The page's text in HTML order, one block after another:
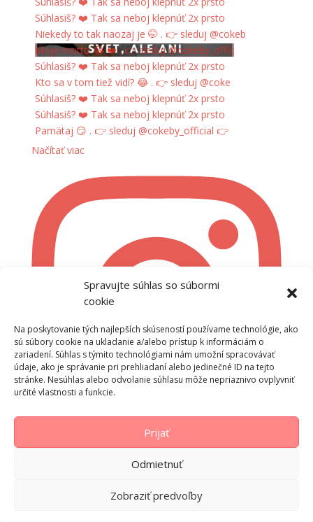
Spravujte súhlas so súbormi
cookie
Na poskytovanie tých najlepších skúseností používame technológie, ako
sú súbory cookie na ukladanie a/alebo prístup k informáciám o
zariadení. Súhlas s týmito technológiami nám umožní spracovávať
údaje, ako je správanie pri prehliadaní alebo jedinečné ID na tejto
stránke. Nesúhlas alebo odvolanie súhlasu môže nepriaznivo ovplyvniť
určité vlastnosti a funkcie.
Prijať
Odmietnuť
Zobraziť predvoľby
Súhlasiš? ❤️ Tak sa neboj klepnúť 2x prsto
Niekedy to tak naozaj je 🤭 . 👉 sleduj @cokeb
Moje motto 😂 ❤️ . 👉 sleduj @cokeby_offic
Súhlasiš? ❤️ Tak sa neboj klepnúť 2x prsto
Kto sa v tom tiež vidí? 😂 . 👉 sleduj @coke
Súhlasiš? ❤️ Tak sa neboj klepnúť 2x prsto
Súhlasiš? ❤️ Tak sa neboj klepnúť 2x prsto
Pamätaj 😏 . 👉 sleduj @cokeby_official 👉
Načítať viac